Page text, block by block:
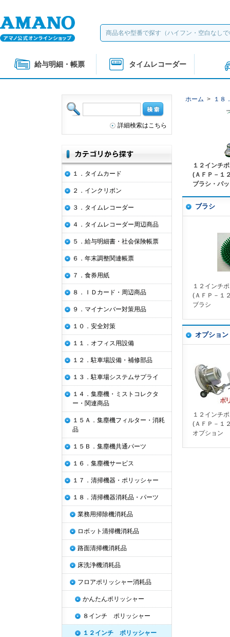
給与明細・帳票 タイムレコーダー
ホーム > １８
１２インチ
(ＡＦＰ－１
ブラシ・パ
ブラシ
１２インチ
(ＡＦＰ－１
ブラシ
オプション
１２インチ
(ＡＦＰ－１
オプション
詳細検索はこちら
１．タイムカード
２．インクリボン
３．タイムレコーダー
４．タイムレコーダー周辺商品
５．給与明細書・社会保険帳票
６．年末調整関連帳票
７．食券用紙
８．ＩＤカード・周辺商品
９．マイナンバー対策用品
１０．安全対策
１１．オフィス用設備
１２．駐車場設備・補修部品
１３．駐車場システムサプライ
１４．集塵機・ミストコレクタ
ー・関連商品
１５Ａ．集塵機フィルター・消耗
品
１５Ｂ．集塵機共通パーツ
１６．集塵機サービス
１７．清掃機器・ポリッシャー
１８．清掃機器消耗品・パーツ
業務用掃除機消耗品
ロボット清掃機消耗品
路面清掃機消耗品
床洗浄機消耗品
フロアポリッシャー消耗品
かんたんポリッシャー
８インチ ポリッシャー
１２インチ ポリッシャー